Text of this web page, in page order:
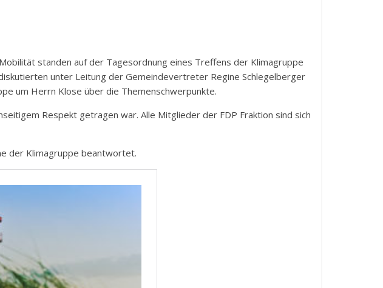
standen auf der Tagesordnung eines Treffens der Klimagruppe
unter Leitung der Gemeindevertreter Regine Schlegelberger
um Herrn Klose über die Themenschwerpunkte.
Respekt getragen war. Alle Mitglieder der FDP Fraktion sind sich
der Klimagruppe beantwortet.